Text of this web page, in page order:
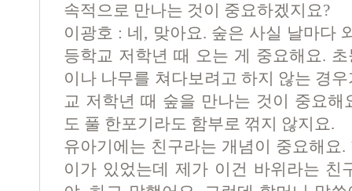
속적으로 만나는 것이 중요하겠지요?
이광호 : 네, 맞아요. 숲은 사실 날마다
등학교 저학년 때 오는 게 중요해요.
이나 나무를 쳐다보려고 하지 않는 경
교 저학년 때 숲을 만나는 것이 중요해
도 풀 한포기라도 함부로 꺾지 않지요.
유아기에는 친구라는 개념이 중요해요
이가 있었는데 제가 이건 바위라는 친